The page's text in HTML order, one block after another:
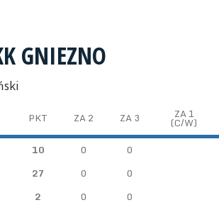
GNIEZNO
PKT ZA 2 ZA 3 ZA 1
(C/W)
10 0 0
27 0 0
2 0 0